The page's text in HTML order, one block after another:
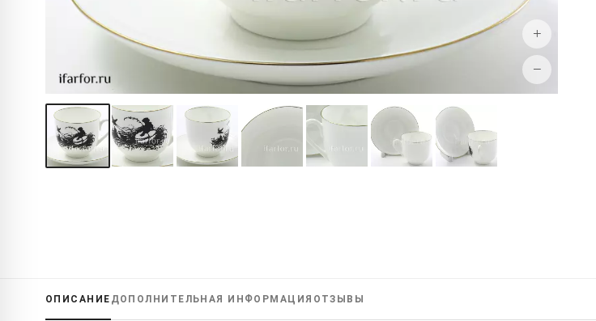
+
−
ОПИСАНИЕ ДОПОЛНИТЕЛЬНАЯ ИНФОРМАЦИЯ ОТЗЫВЫ